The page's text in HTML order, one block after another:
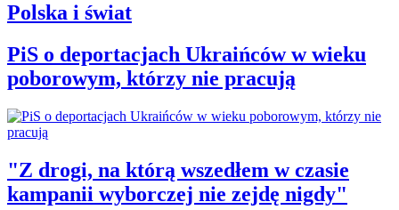
Polska i świat
PiS o deportacjach Ukraińców w wieku
poborowym, którzy nie pracują
"Z drogi, na którą wszedłem w czasie
kampanii wyborczej nie zejdę nigdy"